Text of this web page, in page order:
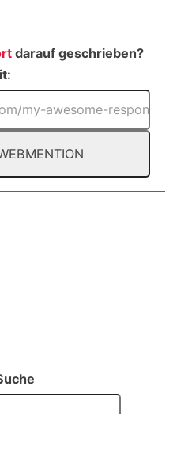
darauf geschrieben?